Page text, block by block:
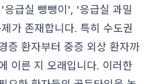
응급실 뺑뺑이', '응급실 과밀
가 존재합니다. 특히 수도권
증 환자부터 중증 외상 환자까
이른 지 오래입니다. 이러한